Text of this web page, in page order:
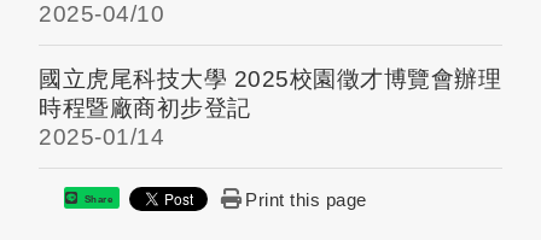
2025-04/10
國立虎尾科技大學 2025校園徵才博覽會辦理
時程暨廠商初步登記
2025-01/14
Share Print this page